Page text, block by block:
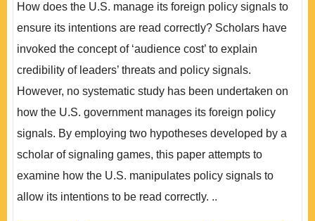
How does the U.S. manage its foreign policy signals to
ensure its intentions are read correctly? Scholars have
invoked the concept of ‘audience cost’ to explain
credibility of leaders’ threats and policy signals.
However, no systematic study has been undertaken on
how the U.S. government manages its foreign policy
signals. By employing two hypotheses developed by a
scholar of signaling games, this paper attempts to
examine how the U.S. manipulates policy signals to
allow its intentions to be read correctly. ..